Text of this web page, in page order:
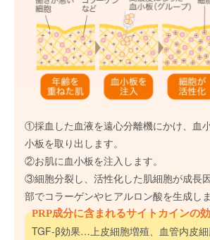
①採血した血液を遠心分離機にかけ、血
小板を取り出します。
②お肌に血小板を注入します。
③細胞分裂し、活性化した肌細胞が成長
部でコラーゲンやヒアルロン酸を生成しま
PRP成分に含まれるサイトカインの
TGF-β効果…上皮細胞増殖、血管内皮